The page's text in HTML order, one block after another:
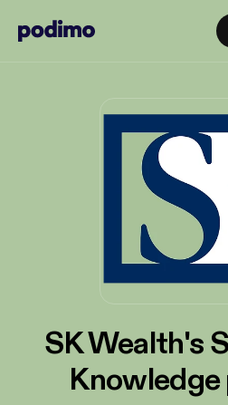
SK Wealth's